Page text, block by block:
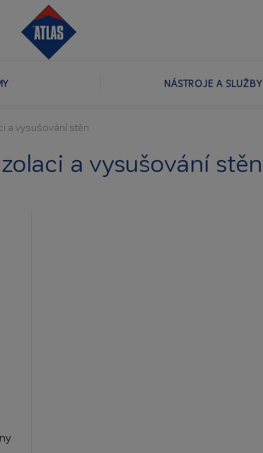
NÁSTROJE A SLUŽBY
a vysušování stěn
a vysušování stěn